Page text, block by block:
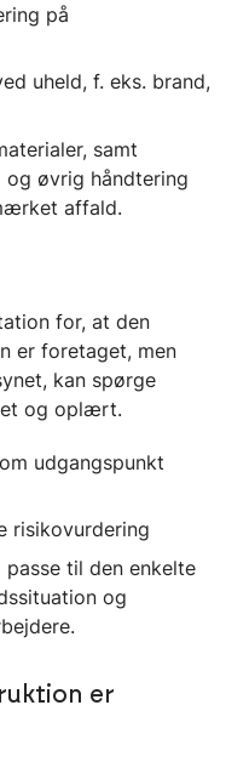
på
uheld, f. eks. brand,
samt
øvrig håndtering
affald.
for, at den
er foretaget, men
kan spørge
og oplært.
udgangspunkt
risikovurdering
til den enkelte
og
er